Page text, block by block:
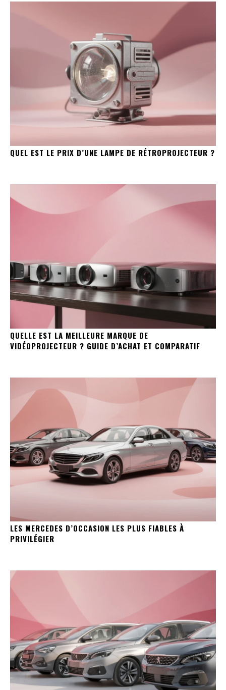
QUEL EST LE PRIX D’UNE LAMPE DE RÉTROPROJECTEUR ?
QUELLE EST LA MEILLEURE MARQUE DE
VIDÉOPROJECTEUR ? GUIDE D’ACHAT ET COMPARATIF
LES MERCEDES D’OCCASION LES PLUS FIABLES À
PRIVILÉGIER